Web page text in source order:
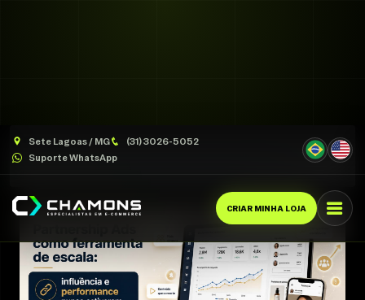
Sete Lagoas / MG
(31) 3026-5052
Suporte WhatsApp
CRIAR MINHA LOJA
Partnership Ads como ferramenta de escala: influência e